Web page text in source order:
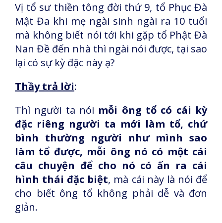
Vị tổ sư thiền tông đời thứ 9, tổ Phục Đà
Mật Đa khi mẹ ngài sinh ngài ra 10 tuổi
mà không biết nói tới khi gặp tổ Phật Đà
Nan Đề đến nhà thì ngài nói được, tại sao
lại có sự kỳ đặc này ạ?
Thầy trả lời:
Thì người ta nói mỗi ông tổ có cái kỳ
đặc riêng người ta mới làm tổ, chứ
bình thường người như mình sao
làm tổ được, mỗi ông nó có một cái
câu chuyện để cho nó có ấn ra cái
hình thái đặc biệt, mà cái này là nói để
cho biết ông tổ không phải dễ và đơn
giản.